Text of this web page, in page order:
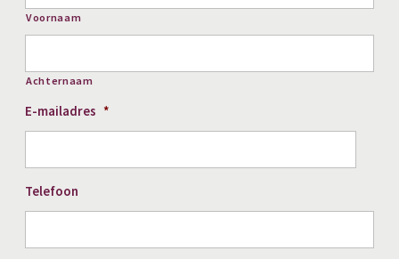
Voornaam
Achternaam
E-mailadres *
Telefoon